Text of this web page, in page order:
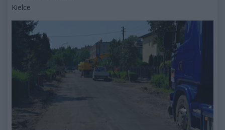
Kategorie artykułu:
Kielce